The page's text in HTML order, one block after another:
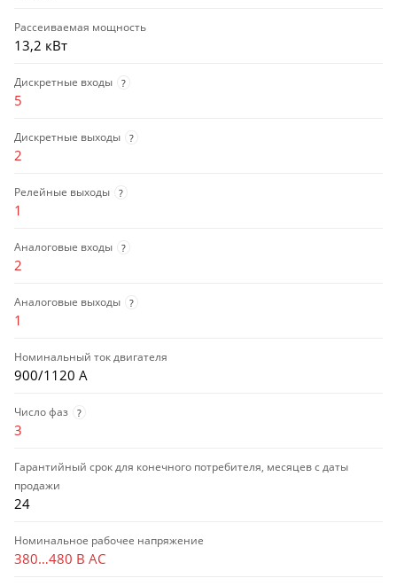
Рассеиваемая мощность
13,2 кВт
Дискретные входы ?
5
Дискретные выходы ?
2
Релейные выходы ?
1
Аналоговые входы ?
2
Аналоговые выходы ?
1
Номинальный ток двигателя
900/1120 А
Число фаз ?
3
Гарантийный срок для конечного потребителя, месяцев с даты
продажи
24
Номинальное рабочее напряжение
380…480 В AC